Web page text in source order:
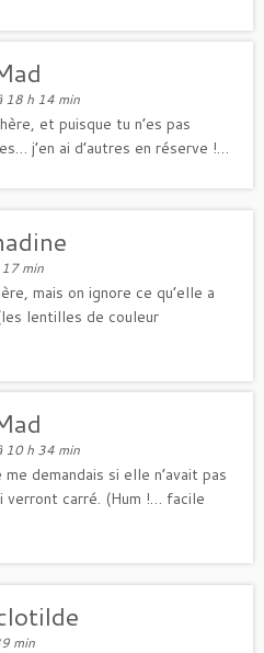
h 14 min
et puisque tu n’es pas
j’en ai d’autres en réserve !…
min
mais on ignore ce qu’elle a
lentilles de couleur
h 34 min
demandais si elle n’avait pas
verront carré. (Hum !… facile
min